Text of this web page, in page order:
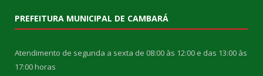
PREFEITURA MUNICIPAL DE CAMBARÁ
Atendimento de segunda a sexta de 08:00 às 12:00 e das 13:00 às
17:00 horas